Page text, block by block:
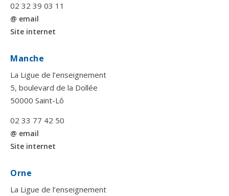
02 32 39 03 11
@ email
Site internet
Manche
La Ligue de l’enseignement
5, boulevard de la Dollée
50000 Saint-Lô
02 33 77 42 50
@ email
Site internet
Orne
La Ligue de l’enseignement